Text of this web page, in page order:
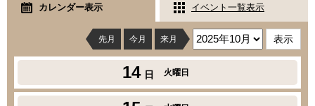
カレンダー表示 イベント一覧表示
先月 今月 来月
14 日 火曜日